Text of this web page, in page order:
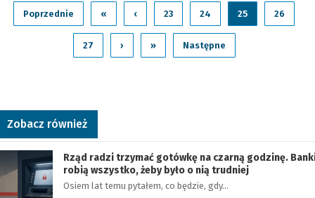
Poprzednie « ‹ 23 24 25 26
27 › » Następne
Zobacz również
Rząd radzi trzymać gotówkę na czarną godzinę.
robią wszystko, żeby było o nią trudniej
Osiem lat temu pytałem, co będzie, gdy…